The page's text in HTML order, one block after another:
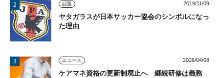
話題 2019/11/09
ヤタガラスが日本サッカー協会のシンボルになっ
た理由
ニュース 2026/04/08
ケアマネ資格の更新制廃止へ 継続研修は義務